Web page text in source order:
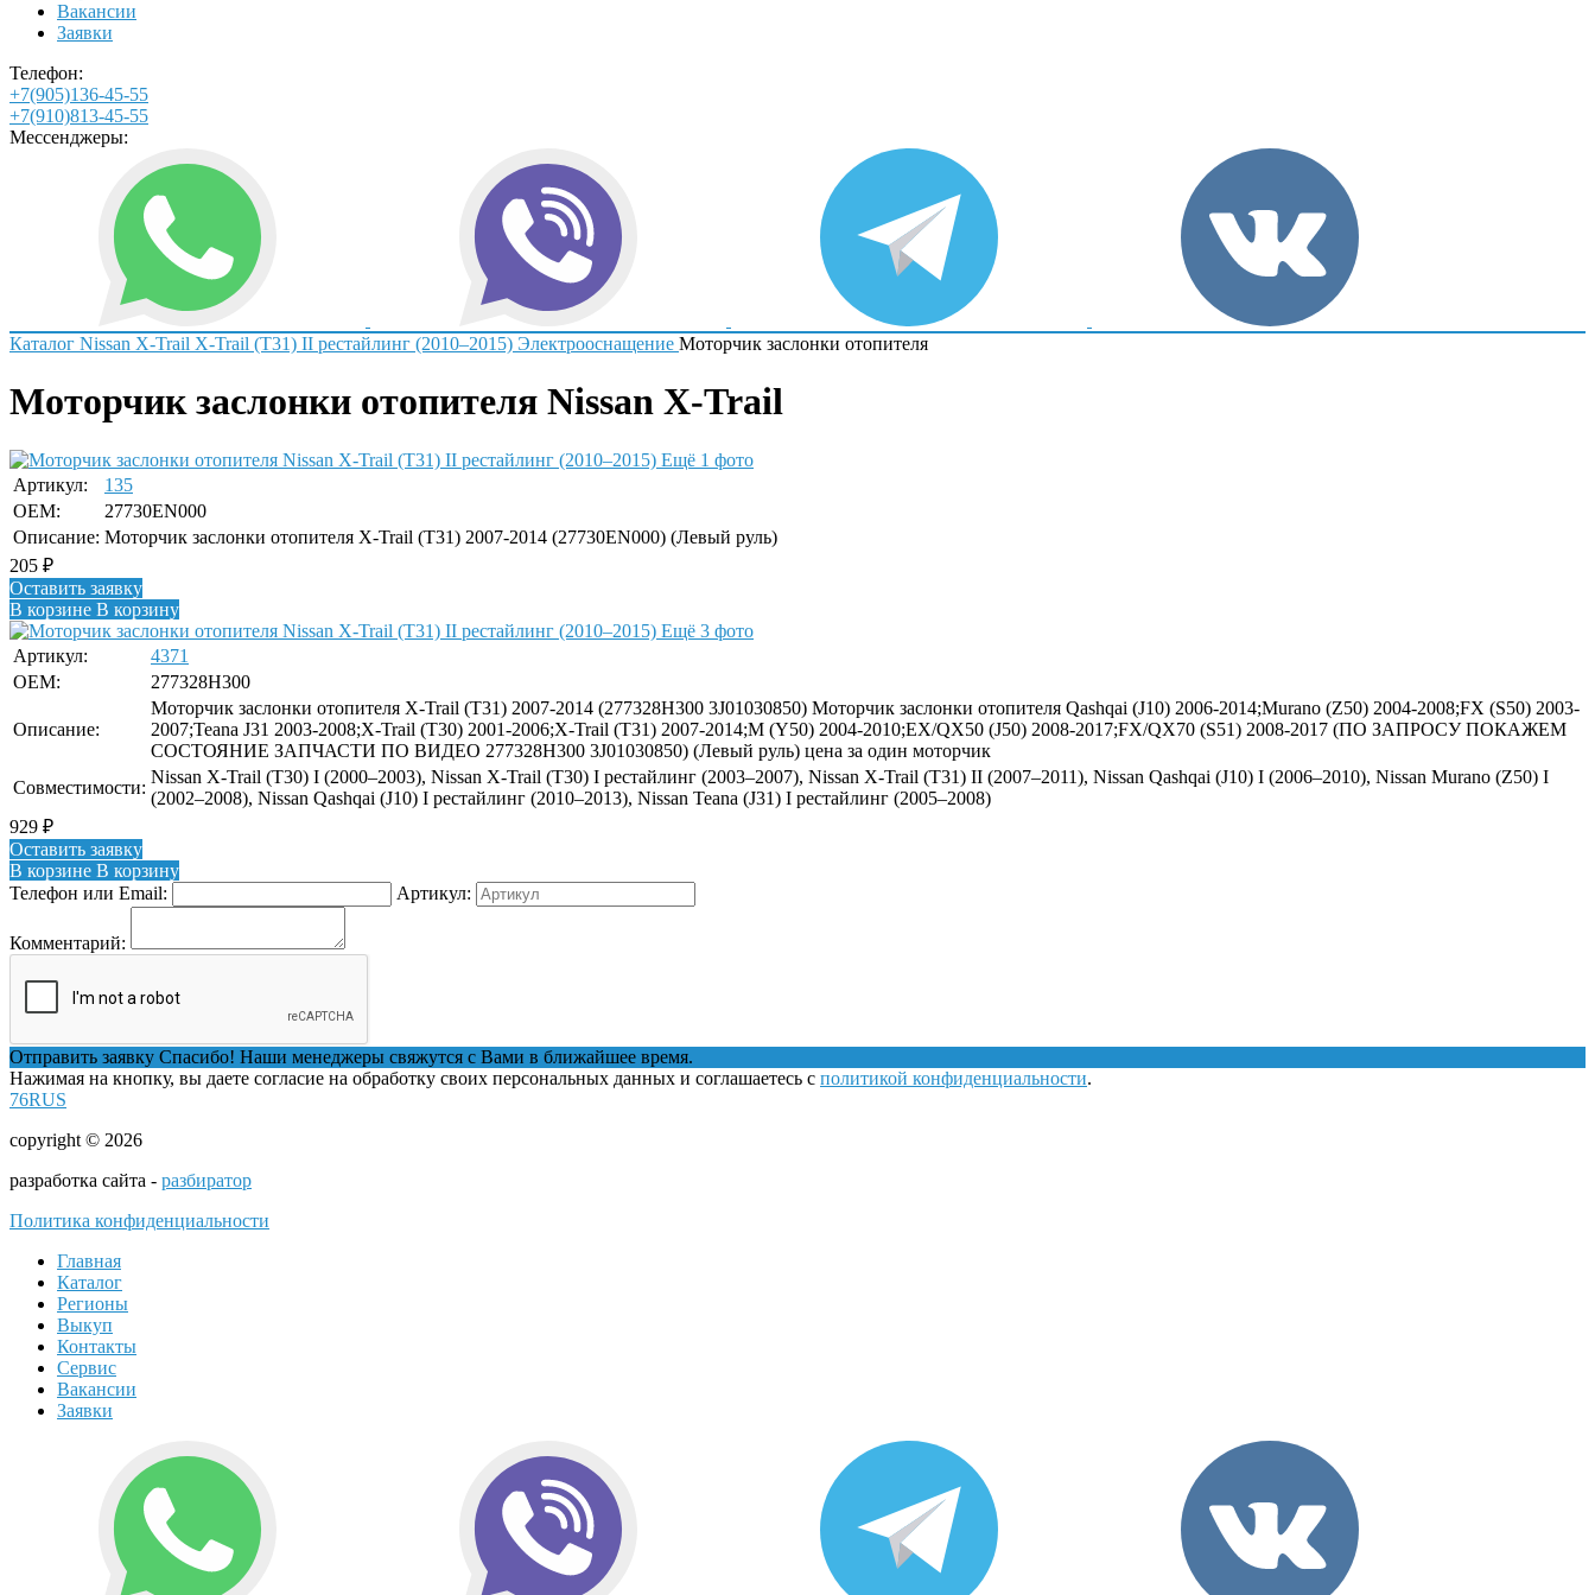
Вакансии
Заявки
Телефон:
+7(905)136-45-55
+7(910)813-45-55
Мессенджеры:
Каталог Nissan X-Trail X-Trail (T31) II рестайлинг (2010–2015) Электрооснащение Моторчик заслонки отопителя
Моторчик заслонки отопителя Nissan X-Trail
Ещё 1 фото
Артикул:
135
OEM:
27730EN000
Описание: Моторчик заслонки отопителя X-Trail (T31) 2007-2014 (27730EN000) (Левый руль)
205 ₽
Оставить заявку
В корзине В корзину
Ещё 3 фото
Артикул:
4371
OEM:
277328H300
Описание:
Моторчик заслонки отопителя X-Trail (T31) 2007-2014 (277328H300 3J01030850) Моторчик заслонки отопителя Qashqai (J10) 2006-2014;Murano (Z50) 2004-2008;FX (S50) 2003-
2007;Teana J31 2003-2008;X-Trail (T30) 2001-2006;X-Trail (T31) 2007-2014;M (Y50) 2004-2010;EX/QX50 (J50) 2008-2017;FX/QX70 (S51) 2008-2017 (ПО ЗАПРОСУ ПОКАЖЕМ
СОСТОЯНИЕ ЗАПЧАСТИ ПО ВИДЕО 277328H300 3J01030850) (Левый руль) цена за один моторчик
Совместимости:
Nissan X-Trail (T30) I (2000–2003), Nissan X-Trail (T30) I рестайлинг (2003–2007), Nissan X-Trail (T31) II (2007–2011), Nissan Qashqai (J10) I (2006–2010), Nissan Murano (Z50) I
(2002–2008), Nissan Qashqai (J10) I рестайлинг (2010–2013), Nissan Teana (J31) I рестайлинг (2005–2008)
929 ₽
Оставить заявку
В корзине В корзину
Телефон или Email:
Артикул:
Комментарий:
Отправить заявку Спасибо! Наши менеджеры свяжутся с Вами в ближайшее время.
Нажимая на кнопку, вы даете согласие на обработку своих персональных данных и соглашаетесь с политикой конфиденциальности.
76RUS
copyright © 2026
разработка сайта - разбиратор
Политика конфиденциальности
Главная
Каталог
Регионы
Выкуп
Контакты
Сервис
Вакансии
Заявки